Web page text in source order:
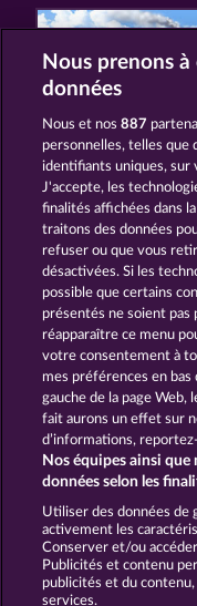
WILD RAPA NUI
SAVANNA MOON
CGU
Mentions
Envoyer la
Nous prenons
données
Nous et nos887
personnelles, telles que
identifiants uniques, sur
J'accepte, les
finalités affichées dans
traitons des données
refuser ou que vous
désactivées. Si les
possible que certains
présentés ne soient
réapparaître ce menu
votre consentement à
mes préférences en bas
gauche de la page Web,
fait aurons un effet sur
d’informations,
Nos équipes ainsi
données selon les
Utiliser des données de
activement les
Conserver et/ou
Publicités et contenu
publicités et du
services.